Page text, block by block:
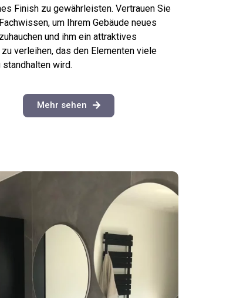
Finish zu gewährleisten. Vertrauen Sie
um Ihrem Gebäude neues
und ihm ein attraktives
verleihen, das den Elementen viele
standhalten wird.
Mehr sehen